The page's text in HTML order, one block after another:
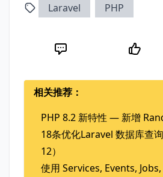
Laravel PHP
相关推荐：
PHP 8.2 新特性 — 新增
18条优化Laravel 数据库查
12）
使用 Services, Events,